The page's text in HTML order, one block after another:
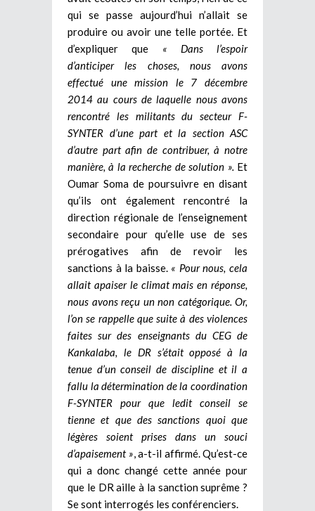
qui se passe aujourd’hui n’allait se
produire ou avoir une telle portée. Et
d’expliquer que « Dans l’espoir
d’anticiper les choses, nous avons
effectué une mission le 7 décembre
2014 au cours de laquelle nous avons
rencontré les militants du secteur F-
SYNTER d’une part et la section ASC
d’autre part afin de contribuer, à notre
manière, à la recherche de solution ». Et
Oumar Soma de poursuivre en disant
qu’ils ont également rencontré la
direction régionale de l’enseignement
secondaire pour qu’elle use de ses
prérogatives afin de revoir les
sanctions à la baisse. « Pour nous, cela
allait apaiser le climat mais en réponse,
nous avons reçu un non catégorique. Or,
l’on se rappelle que suite à des violences
faites sur des enseignants du CEG de
Kankalaba, le DR s’était opposé à la
tenue d’un conseil de discipline et il a
fallu la détermination de la coordination
F-SYNTER pour que ledit conseil se
tienne et que des sanctions quoi que
légères soient prises dans un souci
d’apaisement » , a-t-il affirmé. Qu’est-ce
qui a donc changé cette année pour
que le DR aille à la sanction suprême ?
Se sont interrogés les conférenciers.